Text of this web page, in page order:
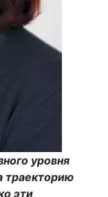
уровня
траекторию
эти